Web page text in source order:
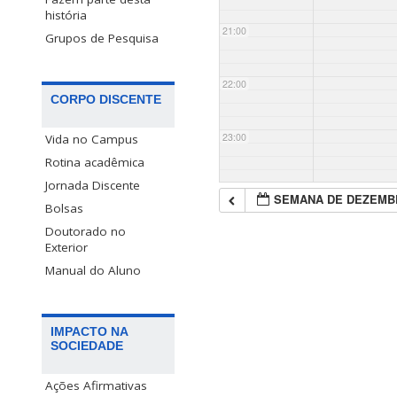
história
Grupos de Pesquisa
CORPO DISCENTE
Vida no Campus
Rotina acadêmica
Jornada Discente
Bolsas
Doutorado no
Exterior
Manual do Aluno
IMPACTO NA
SOCIEDADE
Ações Afirmativas
21:00
22:00
23:00
SEMANA DE